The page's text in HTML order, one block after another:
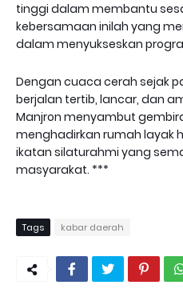
tinggi dalam membantu
kebersamaan inilah yang
dalam menyukseskan
Dengan cuaca cerah sejak
berjalan tertib, lancar, dan
Manjron menyambut
menghadirkan rumah layak
ikatan silaturahmi yang
masyarakat. ***
Tags kabar daerah